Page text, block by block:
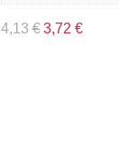
4,13€ 3,72 €